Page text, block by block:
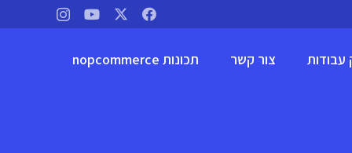
עבודות צור קשר תכונות nopcommerce